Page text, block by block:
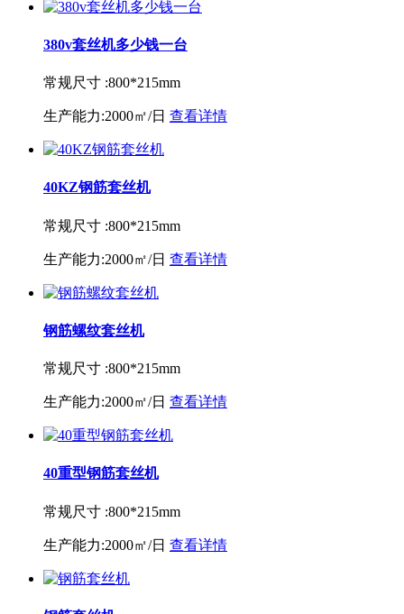
380v套丝机多少钱一台
常规尺寸 :800*215mm
生产能力:2000㎡/日 查看详情
40KZ钢筋套丝机
常规尺寸 :800*215mm
生产能力:2000㎡/日 查看详情
钢筋螺纹套丝机
常规尺寸 :800*215mm
生产能力:2000㎡/日 查看详情
40重型钢筋套丝机
常规尺寸 :800*215mm
生产能力:2000㎡/日 查看详情